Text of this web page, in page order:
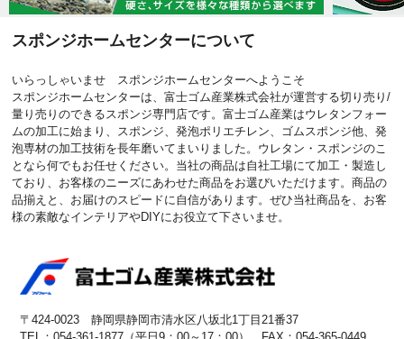
スポンジホームセンターについて
いらっしゃいませ スポンジホームセンターへようこそ
スポンジホームセンターは、富士ゴム産業株式会社が運営する切り売り/
量り売りのできるスポンジ専門店です。富士ゴム産業はウレタンフォー
ムの加工に始まり、スポンジ、発泡ポリエチレン、ゴムスポンジ他、発
泡専材の加工技術を長年磨いてまいりました。ウレタン・スポンジのこ
となら何でもお任せください。当社の商品は自社工場にて加工・製造し
ており、お客様のニーズにあわせた商品をお選びいただけます。商品の
品揃えと、お届けのスピードに自信があります。ぜひ当社商品を、お客
様の素敵なインテリアやDIYにお役立て下さいませ。
〒424-0023 静岡県静岡市清水区八坂北1丁目21番37